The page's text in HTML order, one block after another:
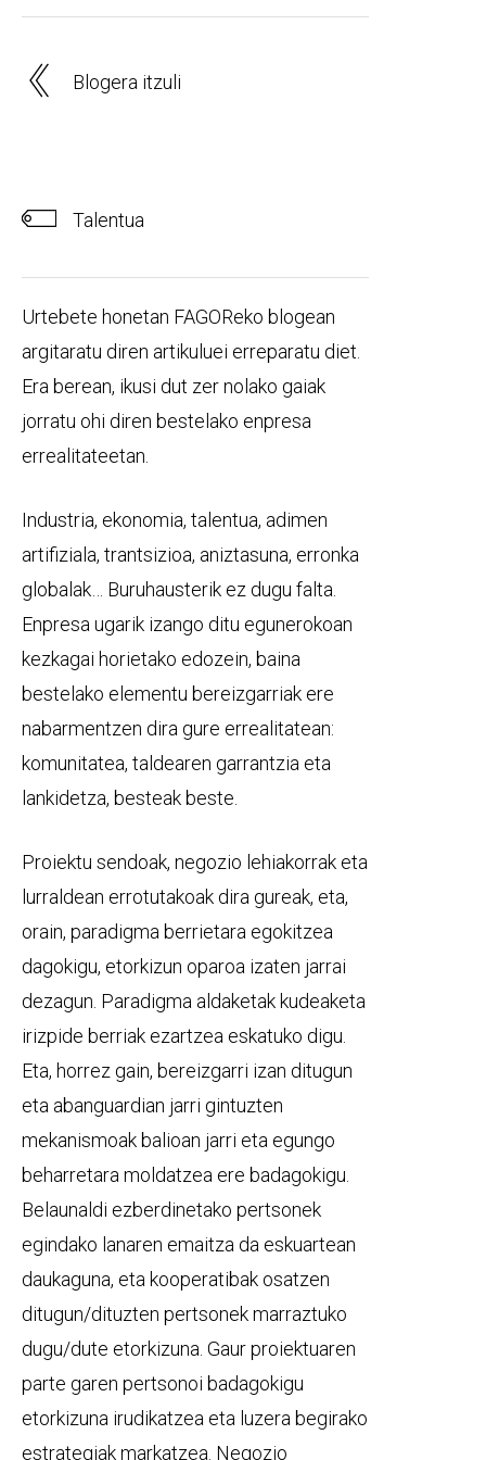
Blogera itzuli
Talentua
Urtebete honetan FAGOReko blogean
argitaratu diren artikuluei erreparatu diet.
Era berean, ikusi dut zer nolako gaiak
jorratu ohi diren bestelako enpresa
errealitateetan.
Industria, ekonomia, talentua, adimen
artifiziala, trantsizioa, aniztasuna, erronka
globalak… Buruhausterik ez dugu falta.
Enpresa ugarik izango ditu egunerokoan
kezkagai horietako edozein, baina
bestelako elementu bereizgarriak ere
nabarmentzen dira gure errealitatean:
komunitatea, taldearen garrantzia eta
lankidetza, besteak beste.
Proiektu sendoak, negozio lehiakorrak eta
lurraldean errotutakoak dira gureak, eta,
orain, paradigma berrietara egokitzea
dagokigu, etorkizun oparoa izaten jarrai
dezagun. Paradigma aldaketak kudeaketa
irizpide berriak ezartzea eskatuko digu.
Eta, horrez gain, bereizgarri izan ditugun
eta abanguardian jarri gintuzten
mekanismoak balioan jarri eta egungo
beharretara moldatzea ere badagokigu.
Belaunaldi ezberdinetako pertsonek
egindako lanaren emaitza da eskuartean
daukaguna, eta kooperatibak osatzen
ditugun/dituzten pertsonek marraztuko
dugu/dute etorkizuna. Gaur proiektuaren
parte garen pertsonoi badagokigu
etorkizuna irudikatzea eta luzera begirako
estrategiak markatzea. Negozio